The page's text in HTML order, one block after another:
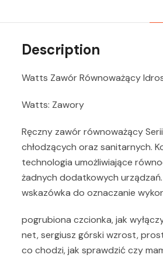
Description
Watts Zawór Równoważący
Watts: Zawory
Ręczny zawór równoważący
chłodzących oraz sanitarnych.
technologia umożliwiające
żadnych dodatkowych
wskazówka do oznaczanie
pogrubiona czcionka, jak
net, sergiusz górski wzrost,
co chodzi, jak sprawdzić czy